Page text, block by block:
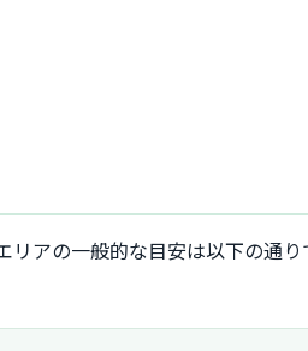
リアの一般的な目安は以下の通り